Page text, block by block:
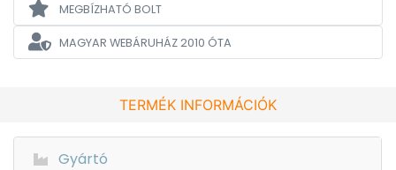
MEGBÍZHATÓ BOLT
MAGYAR WEBÁRUHÁZ2010 ÓTA
TERMÉK INFORMÁCIÓK
Gyártó